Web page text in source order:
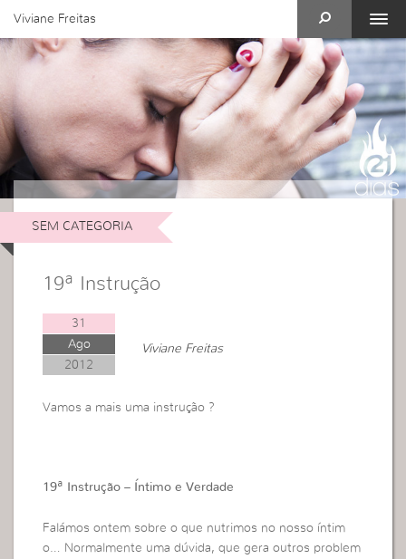
Viviane Freitas
SEM CATEGORIA
19ª Instrução
31
Ago
2012
Viviane Freitas
Vamos a mais uma instrução ?
19ª Instrução – Íntimo e Verdade
Falámos ontem sobre o que nutrimos no nosso íntim
o… Normalmente uma dúvida, que gera outros problem